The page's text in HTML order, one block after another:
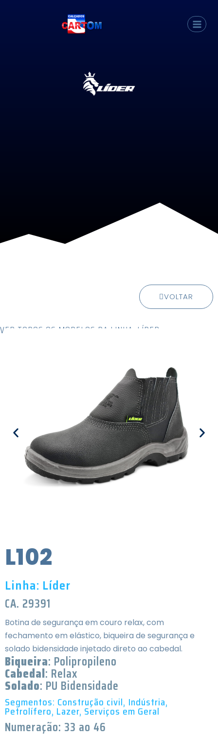
VOLTAR
VER TODOS OS MODELOS DA LINHA: LÍDER
L102
Linha: Líder
CA. 29391
Botina de segurança em couro relax, com
fechamento em elástico, biqueira de segurança e
solado bidensidade injetado direto ao cabedal.
Biqueira: Polipropileno
Cabedal: Relax
Solado: PU Bidensidade
Segmentos: Construção civil, Indústria,
Petrolífero, Lazer, Serviços em Geral
Numeração: 33 ao 46